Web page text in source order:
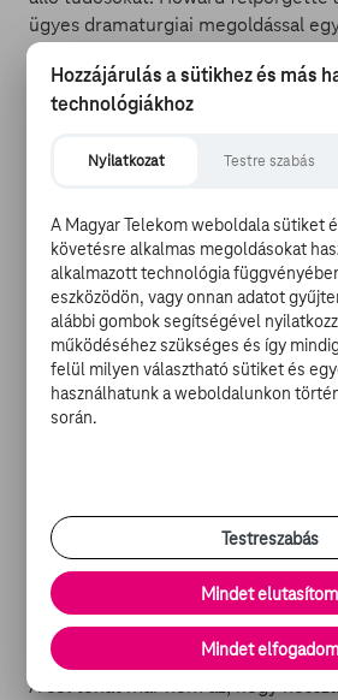
ügyes dramaturgiai megoldással
az öregedéssel összefüggő
gyógyszer jóváhagyásáért küzdő
harcát, egy kedves idős hölgy
nem vállalja az életét
Együtt izgulhatunk a tudósokkal a
alatt, miközben közel kerül
házaspár, amelynek nőtagja súlyos
életéről. Howard híradó és
Találkozunk egy elszánt fiatal
kicsi gyerekkora óta az öregedést
úgy képzelte, hogy minden tudós
MOZOGNI MUSZÁJ
A cél tehát már nem az, hogy
Hozzájárulás a sütikhez és más
technológiákhoz
Nyilatkozat Testre szabás
A Magyar Telekom weboldala sütiket
követésre alkalmas megoldásokat
alkalmazott technológia
eszközödön, vagy onnan adatot
alábbi gombok segítségével
működéséhez szükséges és így
felül milyen választható sütiket és
használhatunk a weboldalunkon
során.
Testreszabás
Mindet elutasítom
Mindet elfogadom